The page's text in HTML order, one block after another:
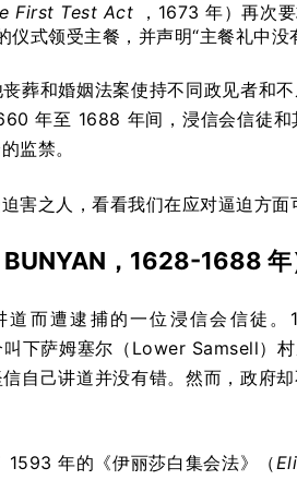
First Test Act ，1673 年）再次
仪式领受主餐，并声明“主餐礼中
葬和婚姻法案使持不同政见者和
年至 1688 年间，浸信会信徒
监禁。
害之人，看看我们在应对逼迫方面
BUNYAN，1628-1688 年
道而遭逮捕的一位浸信会信徒
下萨姆塞尔（Lower Samsell）
自己讲道并没有错。然而，政府
1593 年的《伊丽莎白集会法》（